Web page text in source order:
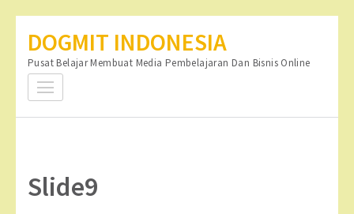
konten
(Tekan
DOGMIT INDONESIA
Pusat Belajar Membuat Media Pembelajaran Dan Bisnis Online
Slide9